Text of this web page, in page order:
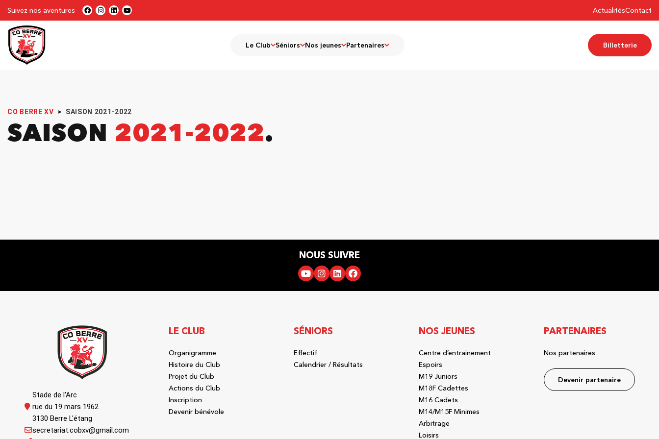
Suivez nos aventures ActualitésContact
Le Club Séniors Nos jeunes Partenaires Billetterie
CO BERRE XV > SAISON 2021-2022
SAISON 2021-2022
NOUS SUIVRE
Stade de l'Arc
rue du 19 mars 1962
3130 Berre L'étang
secretariat.cobxv@gmail.com
LE CLUB
Organigramme
Histoire du Club
Projet du Club
Actions du Club
Inscription
Devenir bénévole
SÉNIORS
Effectif
Calendrier / Résultats
NOS JEUNES
Centre d’entrainement
Espoirs
M19 Juniors
M18F Cadettes
M16 Cadets
M14/M15F Minimes
Arbitrage
Loisirs
PARTENAIRES
Nos partenaires
Devenir partenaire